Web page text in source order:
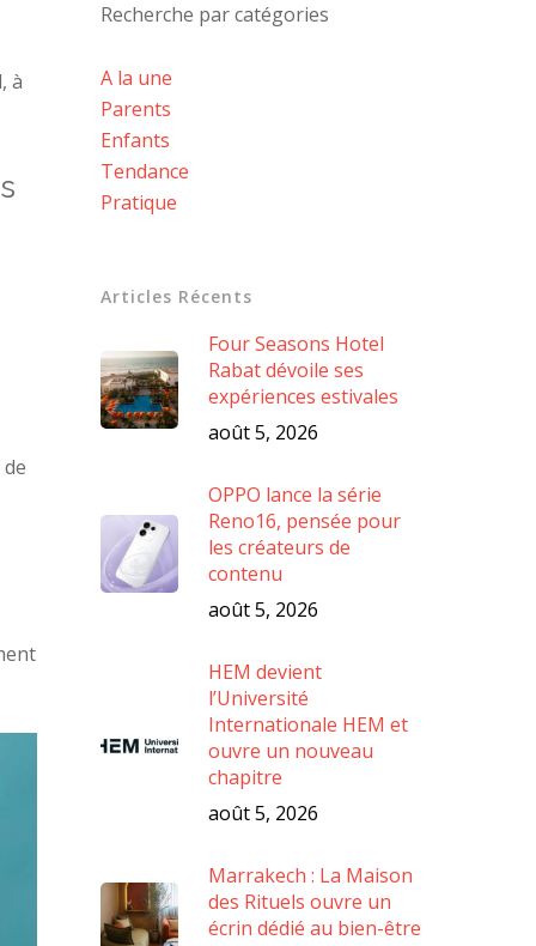
à
Recherche par catégories
A la une
Parents
Enfants
Tendance
Pratique
Articles Récents
Four Seasons Hotel
Rabat dévoile ses
expériences estivales
août 5, 2026
OPPO lance la série
Reno16, pensée pour
les créateurs de
contenu
août 5, 2026
HEM devient
l’Université
Internationale HEM et
ouvre un nouveau
chapitre
août 5, 2026
Marrakech : La Maison
des Rituels ouvre un
écrin dédié au bien-être